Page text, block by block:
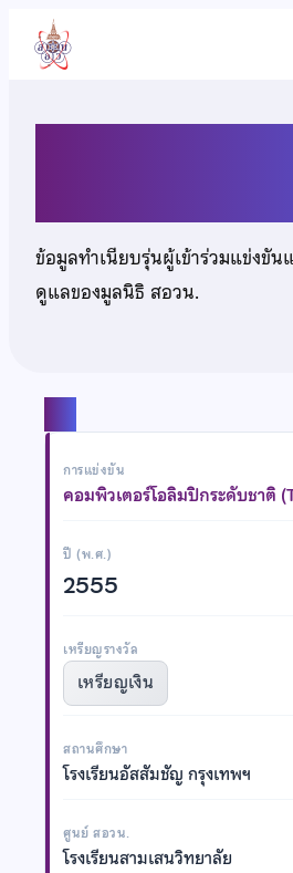
เนื้อหา
ข้อมูลทำเนียบรุ่นผู้เข้าร่วมแข่งขัน
ดูแลของมูลนิธิ สอวน.
การแข่งขัน
คอมพิวเตอร์โอลิมปิกระดับชาติ
ปี (พ.ศ.)
2555
เหรียญรางวัล
เหรียญเงิน
สถานศึกษา
โรงเรียนอัสสัมชัญ กรุงเทพฯ
ศูนย์ สอวน.
โรงเรียนสามเสนวิทยาลัย